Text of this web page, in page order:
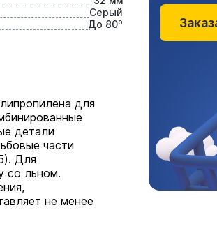
Серый
До 80⁰
для
детали
части
Для
со льном.
не менее